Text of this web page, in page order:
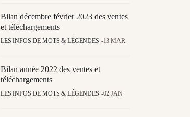
Bilan décembre février 2023 des ventes
et téléchargements
LES INFOS DE MOTS & LÉGENDES 13.MAR
Bilan année 2022 des ventes et
téléchargements
LES INFOS DE MOTS & LÉGENDES 02.JAN